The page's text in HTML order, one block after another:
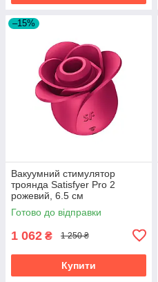
–15%
Вакуумний стимулятор
троянда Satisfyer Pro 2
рожевий, 6.5 см
Готово до відправки
1 062 ₴ 1 250 ₴
Купити